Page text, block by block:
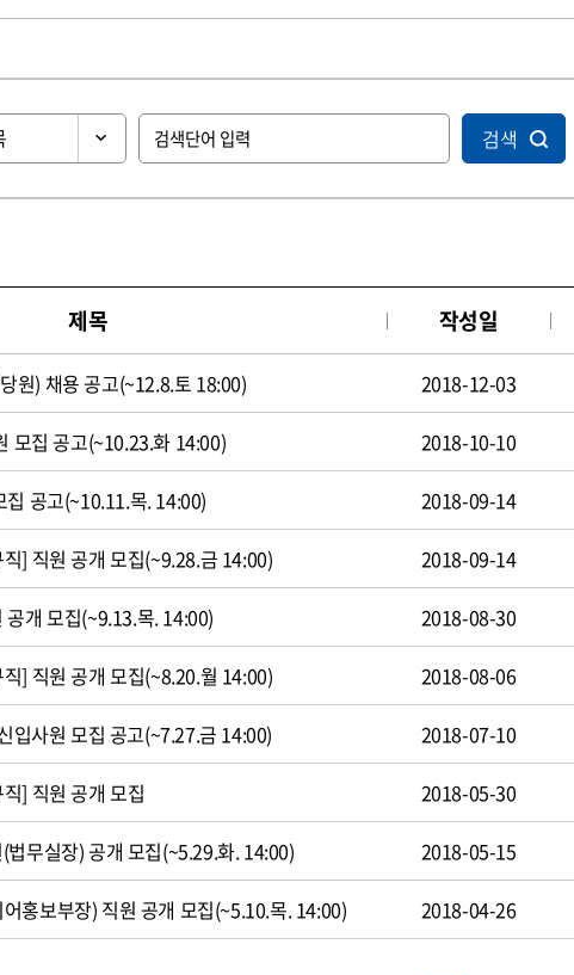
검색
제목 작성일
원) 채용 공고(~12.8.토 18:00) 2018-12-03
모집 공고(~10.23.화 14:00) 2018-10-10
공고(~10.11.목. 14:00) 2018-09-14
] 직원 공개 모집(~9.28.금 14:00) 2018-09-14
개 모집(~9.13.목. 14:00) 2018-08-30
] 직원 공개 모집(~8.20.월 14:00) 2018-08-06
입사원 모집 공고(~7.27.금 14:00) 2018-07-10
] 직원 공개 모집 2018-05-30
법무실장) 공개 모집(~5.29.화. 14:00) 2018-05-15
홍보부장) 직원 공개 모집(~5.10.목. 14:00) 2018-04-26